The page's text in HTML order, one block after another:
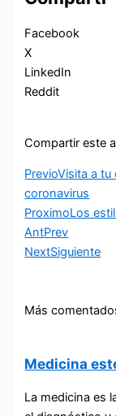
Facebook
X
LinkedIn
Reddit
Compartir este
PrevioVisita a tu
coronavirus
ProximoLos
AntPrev
NextSiguiente
Más
Medicina
La medicina es